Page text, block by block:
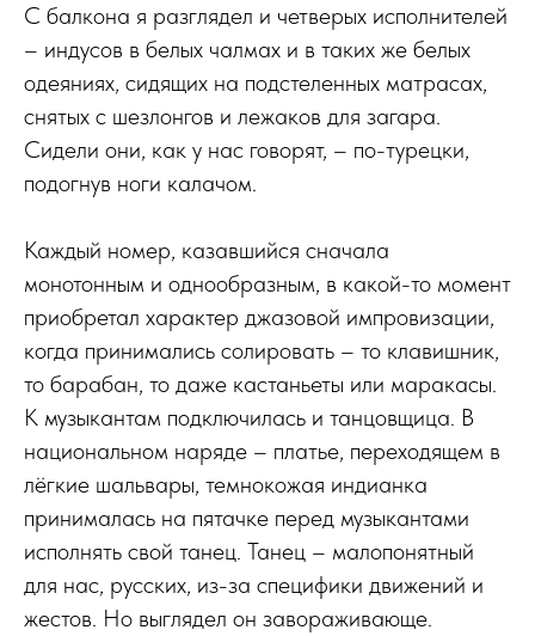
С балкона я разглядел и четверых исполнителей
– индусов в белых чалмах и в таких же белых
одеяниях, сидящих на подстеленных матрасах,
снятых с шезлонгов и лежаков для загара.
Сидели они, как у нас говорят, – по-турецки,
подогнув ноги калачом.
Каждый номер, казавшийся сначала
монотонным и однообразным, в какой-то момент
приобретал характер джазовой импровизации,
когда принимались солировать – то клавишник,
то барабан, то даже кастаньеты или маракасы.
К музыкантам подключилась и танцовщица. В
национальном наряде – платье, переходящем в
лёгкие шальвары, темнокожая индианка
принималась на пятачке перед музыкантами
исполнять свой танец. Танец – малопонятный
для нас, русских, из-за специфики движений и
жестов. Но выглядел он завораживающе.